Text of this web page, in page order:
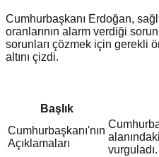
Cumhurbaşkanı Erdoğan,
oranlarının alarm verdiği
sorunları çözmek için gerekli
altını çizdi.
Başlık
Cumhurbaşkanı'nın
Açıklamaları
vurguladı.